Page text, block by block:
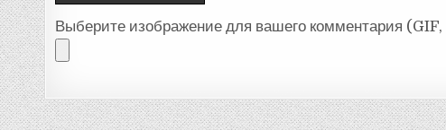
Выберите изображение для вашего комментария